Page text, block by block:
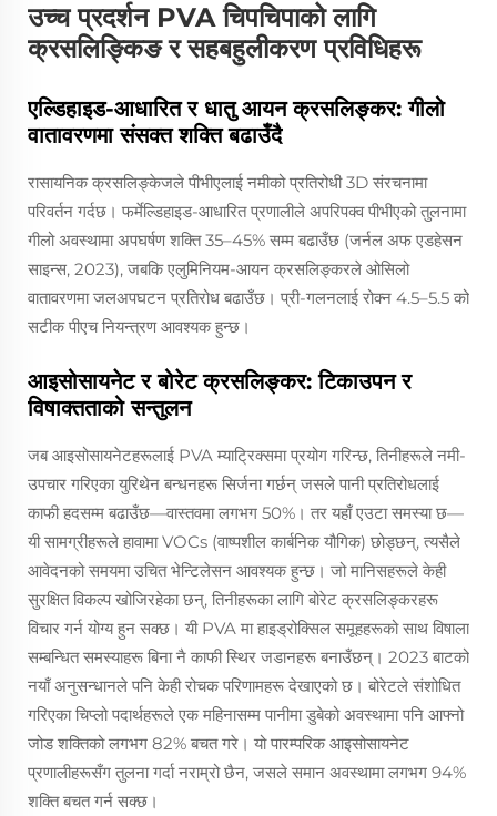
उच्च प्रदर्शन PVA चिपचिपाको लागि
क्रसलिङ्किङ र सहबहुलीकरण प्रविधिहरू
एल्डिहाइड-आधारित र धातु आयन क्रसलिङ्कर: गीलो
वातावरणमा संसक्त शक्ति बढाउँदै
रासायनिक क्रसलिङ्केजले पीभीएलाई नमीको प्रतिरोधी 3D संरचनामा
परिवर्तन गर्दछ। फर्मेल्डिहाइड-आधारित प्रणालीले अपरिपक्व पीभीएको तुलनामा
गीलो अवस्थामा अपघर्षण शक्ति 35–45% सम्म बढाउँछ (जर्नल अफ एडहेसन
साइन्स, 2023), जबकि एलुमिनियम-आयन क्रसलिङ्करले ओसिलो
वातावरणमा जलअपघटन प्रतिरोध बढाउँछ। प्री-गलनलाई रोक्न 4.5–5.5 को
सटीक पीएच नियन्त्रण आवश्यक हुन्छ।
आइसोसायनेट र बोरेट क्रसलिङ्कर: टिकाउपन र
विषाक्तताको सन्तुलन
जब आइसोसायनेटहरूलाई PVA म्याट्रिक्समा प्रयोग गरिन्छ, तिनीहरूले नमी-
उपचार गरिएका युरिथेन बन्धनहरू सिर्जना गर्छन् जसले पानी प्रतिरोधलाई
काफी हदसम्म बढाउँछ—वास्तवमा लगभग 50%। तर यहाँ एउटा समस्या छ—
यी सामग्रीहरूले हावामा VOCs (वाष्पशील कार्बनिक यौगिक) छोड्छन्, त्यसैले
आवेदनको समयमा उचित भेन्टिलेसन आवश्यक हुन्छ। जो मानिसहरूले केही
सुरक्षित विकल्प खोजिरहेका छन्, तिनीहरूका लागि बोरेट क्रसलिङ्करहरू
विचार गर्न योग्य हुन सक्छ। यी PVA मा हाइड्रोक्सिल समूहहरूको साथ विषाला
सम्बन्धित समस्याहरू बिना नै काफी स्थिर जडानहरू बनाउँछन्। 2023 बाटको
नयाँ अनुसन्धानले पनि केही रोचक परिणामहरू देखाएको छ। बोरेटले संशोधित
गरिएका चिप्लो पदार्थहरूले एक महिनासम्म पानीमा डुबेको अवस्थामा पनि आफ्नो
जोड शक्तिको लगभग 82% बचत गरे। यो पारम्परिक आइसोसायनेट
प्रणालीहरूसँग तुलना गर्दा नराम्रो छैन, जसले समान अवस्थामा लगभग 94%
शक्ति बचत गर्न सक्छ।